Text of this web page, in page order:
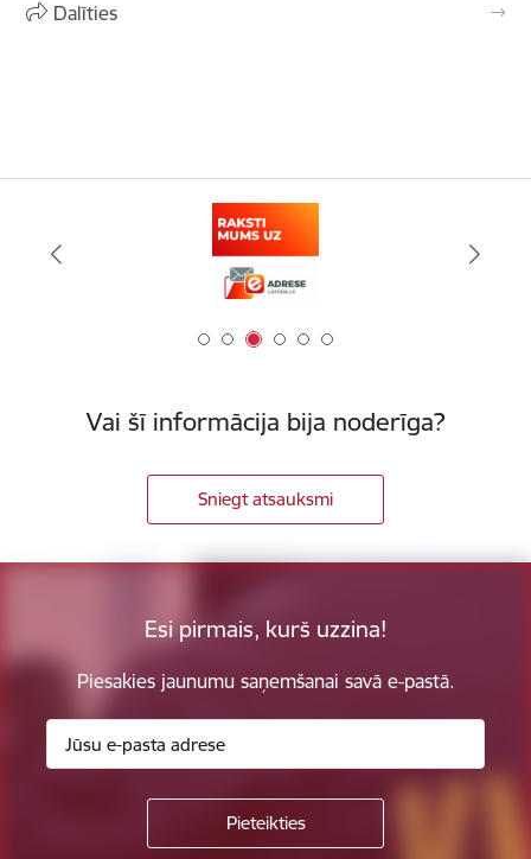
Dalīties
Vai šī informācija bija noderīga?
Sniegt atsauksmi
Esi pirmais, kurš uzzina!
Piesakies jaunumu saņemšanai savā e-pastā.